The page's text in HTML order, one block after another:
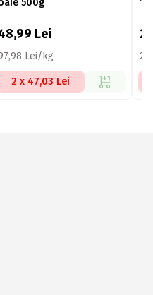
500g
Lei
Lei/kg
2 x 47,03 Lei